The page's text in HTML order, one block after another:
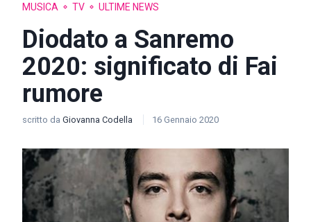
MUSICA TV ULTIME NEWS
Diodato a Sanremo
2020: significato di Fai
rumore
scritto da Giovanna Codella 16 Gennaio 2020